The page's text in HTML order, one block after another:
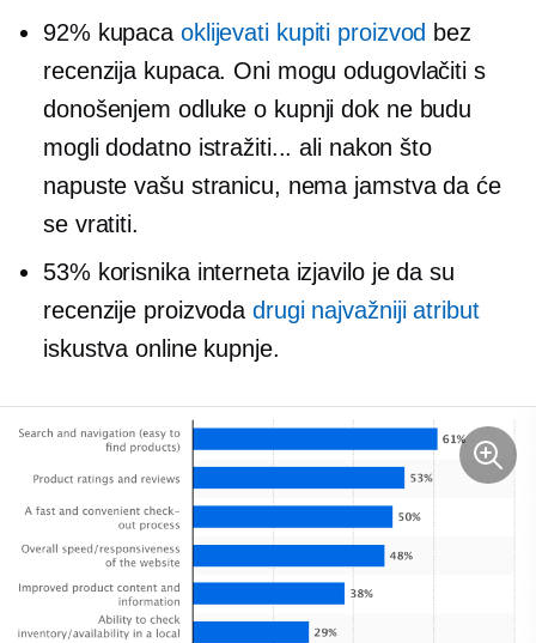
92% kupaca oklijevati kupiti proizvod bez
recenzija kupaca. Oni mogu odugovlačiti s
donošenjem odluke o kupnji dok ne budu
mogli dodatno istražiti... ali nakon što
napuste vašu stranicu, nema jamstva da će
se vratiti.
53% korisnika interneta izjavilo je da su
recenzije proizvoda drugi najvažniji atribut
iskustva online kupnje.